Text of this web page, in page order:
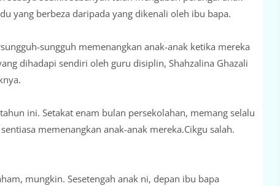
yang berbeza daripada yang dikenali oleh ibu bapa.
sungguh memenangkan anak-anak ketika mereka
dihadapi sendiri oleh guru disiplin, Shahzalina Ghazali
ini. Setakat enam bulan persekolahan, memang selalu
memenangkan anak-anak mereka.Cikgu salah.
mungkin. Sesetengah anak ni, depan ibu bapa